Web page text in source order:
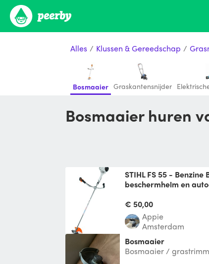
Alles / Klussen & Gereedschap /
Bosmaaier Graskantensnijder
Bosmaaier huren
STIHL FS 55 - Benzine Bosmaaier inclusief
beschermhelm en
inclusief
Exclusief voo
€ 50,00
Appie
Amsterdam
Bosmaaier
Bosmaaier /